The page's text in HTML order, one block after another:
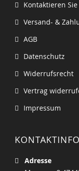
Kontaktieren
Versand- &
AGB
Datenschutz
Widerrufsrecht
Vertrag
Impressum
Adresse